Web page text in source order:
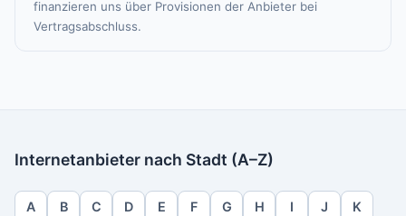
finanzieren uns über Provisionen der Anbieter bei
Vertragsabschluss.
Internetanbieter nach Stadt (A–Z)
A B C D E F G H I J K